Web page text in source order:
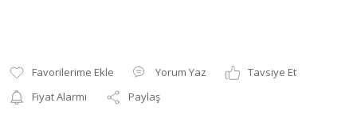
Yorum Yaz
Tavsiye Et
Fiyat Alarmı
Paylaş